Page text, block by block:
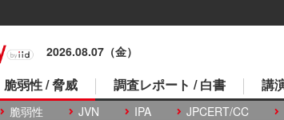
2026.08.07（金）
脆弱性 / 脅威
脆弱性 JVN IPA JPCERT/CC
調査レポート / 白書 講